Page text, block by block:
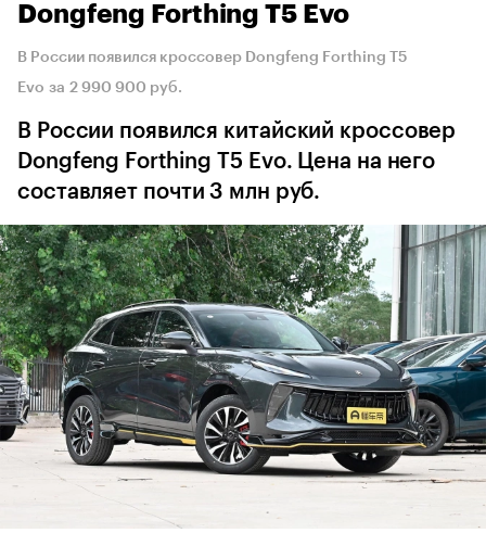
Dongfeng Forthing T5 Evo
В России появился кроссовер Dongfeng Forthing T5
Evo за 2 990 900 руб.
В России появился китайский кроссовер
Dongfeng Forthing T5 Evo. Цена на него
составляет почти 3 млн руб.